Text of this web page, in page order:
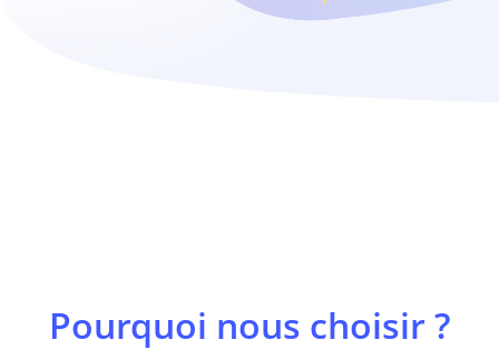
Pourquoi nous choisir ?